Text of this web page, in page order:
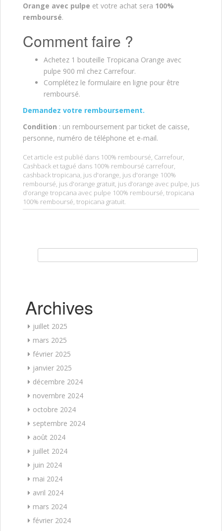
Orange avec pulpe et votre achat sera 100%
remboursé.
Comment faire ?
Achetez 1 bouteille Tropicana Orange avec
pulpe 900 ml chez Carrefour.
Complétez le formulaire en ligne pour être
remboursé.
Demandez votre remboursement.
Condition : un remboursement par ticket de caisse,
personne, numéro de téléphone et e-mail.
Cet article est publié dans 100% remboursé, Carrefour,
Cashback et tagué dans 100% remboursé carrefour,
cashback tropicana, jus d'orange, jus d'orange 100%
remboursé, jus d'orange gratuit, jus d’orange avec pulpe, jus
d’orange tropcana avec pulpe 100% remboursé, tropicana
100% remboursé, tropicana gratuit.
Archives
juillet 2025
mars 2025
février 2025
janvier 2025
décembre 2024
novembre 2024
octobre 2024
septembre 2024
août 2024
juillet 2024
juin 2024
mai 2024
avril 2024
mars 2024
février 2024